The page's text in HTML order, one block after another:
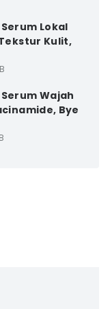
Lokal
Kulit,
Wajah
Bye